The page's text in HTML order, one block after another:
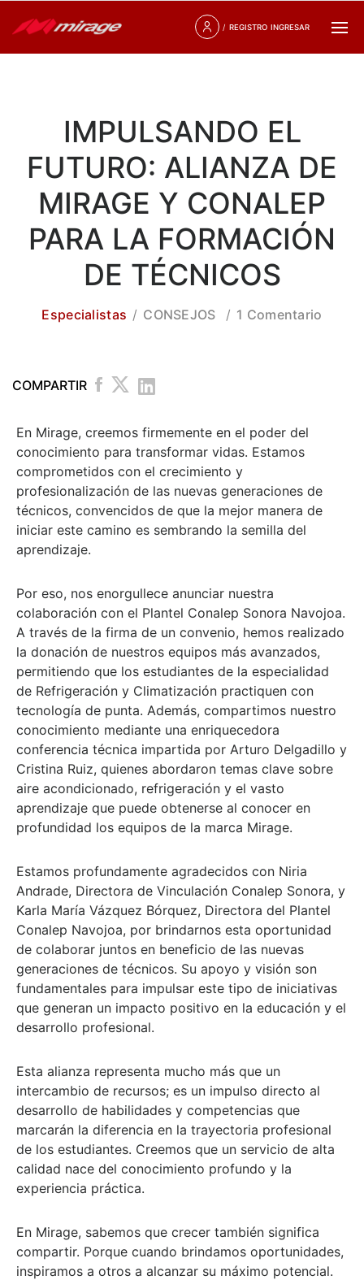
/ REGISTRO INGRESAR
IMPULSANDO EL
FUTURO: ALIANZA DE
MIRAGE Y CONALEP
PARA LA FORMACIÓN
DE TÉCNICOS
Especialistas CONSEJOS 1 Comentario
COMPARTIR
En Mirage, creemos firmemente en el poder del
conocimiento para transformar vidas. Estamos
comprometidos con el crecimiento y
profesionalización de las nuevas generaciones de
técnicos, convencidos de que la mejor manera de
iniciar este camino es sembrando la semilla del
aprendizaje.
Por eso, nos enorgullece anunciar nuestra
colaboración con el Plantel Conalep Sonora Navojoa.
A través de la firma de un convenio, hemos realizado
la donación de nuestros equipos más avanzados,
permitiendo que los estudiantes de la especialidad
de Refrigeración y Climatización practiquen con
tecnología de punta. Además, compartimos nuestro
conocimiento mediante una enriquecedora
conferencia técnica impartida por Arturo Delgadillo y
Cristina Ruiz, quienes abordaron temas clave sobre
aire acondicionado, refrigeración y el vasto
aprendizaje que puede obtenerse al conocer en
profundidad los equipos de la marca Mirage.
Estamos profundamente agradecidos con Niria
Andrade, Directora de Vinculación Conalep Sonora, y
Karla María Vázquez Bórquez, Directora del Plantel
Conalep Navojoa, por brindarnos esta oportunidad
de colaborar juntos en beneficio de las nuevas
generaciones de técnicos. Su apoyo y visión son
fundamentales para impulsar este tipo de iniciativas
que generan un impacto positivo en la educación y el
desarrollo profesional.
Esta alianza representa mucho más que un
intercambio de recursos; es un impulso directo al
desarrollo de habilidades y competencias que
marcarán la diferencia en la trayectoria profesional
de los estudiantes. Creemos que un servicio de alta
calidad nace del conocimiento profundo y la
experiencia práctica.
En Mirage, sabemos que crecer también significa
compartir. Porque cuando brindamos oportunidades,
inspiramos a otros a alcanzar su máximo potencial.